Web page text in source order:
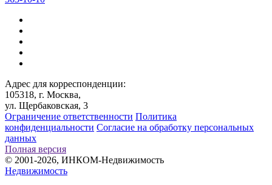
Адрес для корреспонденции:
105318, г. Москва,
ул. Щербаковская, 3
Ограничение ответственности Политика
конфиденциальности Согласие на обработку персональных
данных
Полная версия
© 2001-2026, ИНКОМ-Недвижимость
Недвижимость